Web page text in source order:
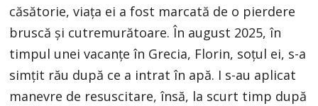
căsătorie, viața ei a fost marcată de o pierdere
bruscă și cutremurătoare. În august 2025, în
timpul unei vacanțe în Grecia, Florin, soțul ei, s-a
simțit rău după ce a intrat în apă. I s-au aplicat
manevre de resuscitare, însă, la scurt timp după